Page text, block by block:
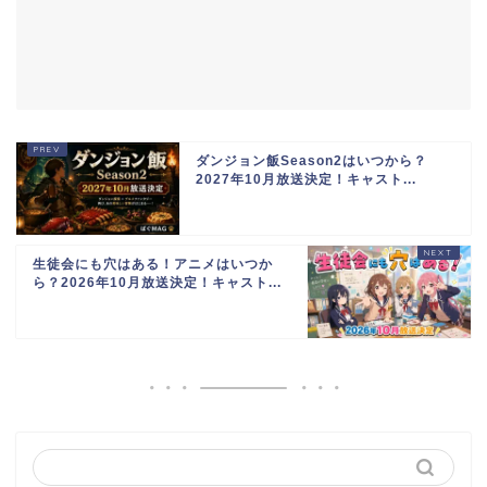
ダンジョン飯Season2はいつから？
2027年10月放送決定！キャスト...
生徒会にも穴はある！アニメはいつか
ら？2026年10月放送決定！キャスト...